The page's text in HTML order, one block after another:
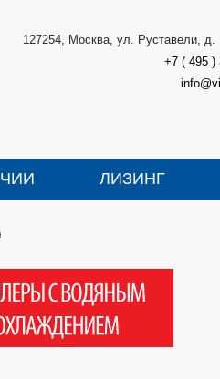
127254, Москва, ул. Руставели, д.
+7 ( 495 )
ЛИЗИНГ